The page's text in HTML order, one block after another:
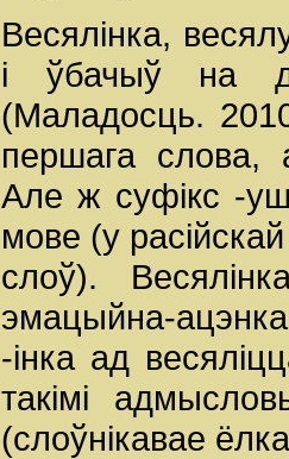
Весялінка,
і ўбачыў на
(Маладосць.
першага слова,
Але ж суфікс -
мове (у
слоў).
эмацыйна-
-інка ад
такімі
(слоўнікавае